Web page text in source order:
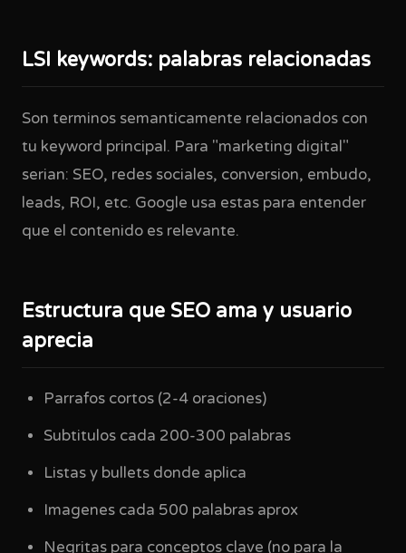
LSI keywords: palabras relacionadas
Son terminos semanticamente relacionados con
tu keyword principal. Para "marketing digital"
serian: SEO, redes sociales, conversion, embudo,
leads, ROI, etc. Google usa estas para entender
que el contenido es relevante.
Estructura que SEO ama y usuario
aprecia
Parrafos cortos (2-4 oraciones)
Subtitulos cada 200-300 palabras
Listas y bullets donde aplica
Imagenes cada 500 palabras aprox
Negritas para conceptos clave (no para la